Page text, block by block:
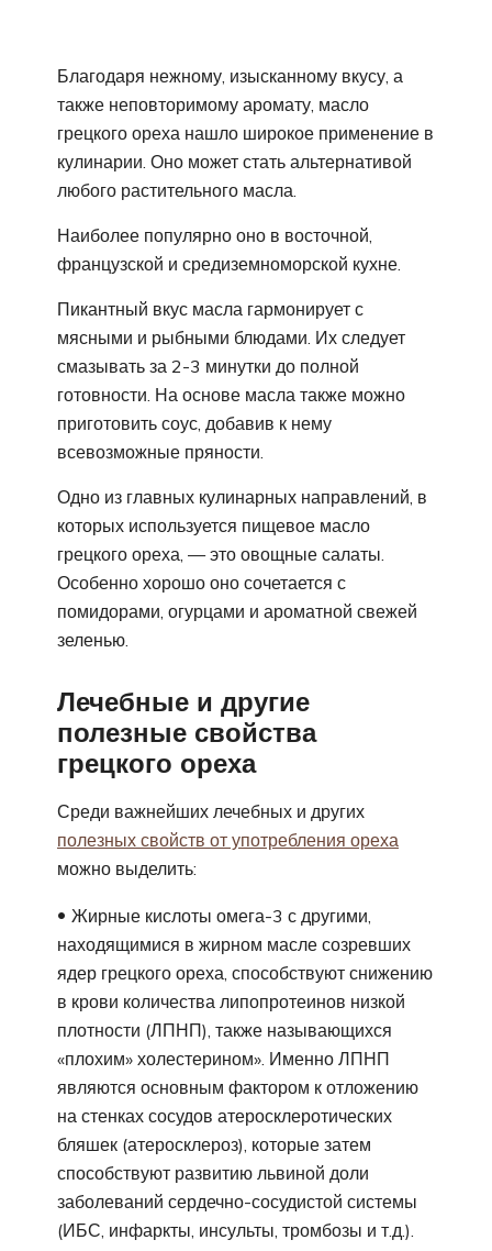
Благодаря нежному, изысканному вкусу, а
также неповторимому аромату, масло
грецкого ореха нашло широкое применение в
кулинарии. Оно может стать альтернативой
любого растительного масла.
Наиболее популярно оно в восточной,
французской и средиземноморской кухне.
Пикантный вкус масла гармонирует с
мясными и рыбными блюдами. Их следует
смазывать за 2-3 минутки до полной
готовности. На основе масла также можно
приготовить соус, добавив к нему
всевозможные пряности.
Одно из главных кулинарных направлений, в
которых используется пищевое масло
грецкого ореха, — это овощные салаты.
Особенно хорошо оно сочетается с
помидорами, огурцами и ароматной свежей
зеленью.
Лечебные и другие
полезные свойства
грецкого ореха
Среди важнейших лечебных и других
полезных свойств от употребления ореха
можно выделить:
Жирные кислоты омега-3 с другими,
находящимися в жирном масле созревших
ядер грецкого ореха, способствуют снижению
в крови количества липопротеинов низкой
плотности (ЛПНП), также называющихся
«плохим» холестерином». Именно ЛПНП
являются основным фактором к отложению
на стенках сосудов атеросклеротических
бляшек (атеросклероз), которые затем
способствуют развитию львиной доли
заболеваний сердечно-сосудистой системы
(ИБС, инфаркты, инсульты, тромбозы и т.д.).